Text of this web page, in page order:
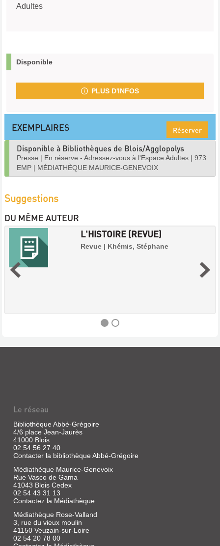
Adultes
Disponible
PLUS D'INFOS
EXEMPLAIRES Réserver
Disponible à Bibliothèques de Blois/Agglopolys
Presse | En réserve - Adressez-vous à l'Espace Adultes | 973
EMP | MÉDIATHÈQUE MAURICE-GENEVOIX
Suggestions
DU MÊME AUTEUR
L'HISTOIRE (REVUE)
Revue | Khémis, Stéphane
Stéphane
LES
CARNETS
SECRETS
DE
NUREMBERG
Vidéo
Deniau,
Jean-
Charles
Le réseau
Bibliothèque Abbé-Grégoire
4/6 place Jean-Jaurès
41000 Blois
02 54 56 27 40
Contacter la bibliothèque Abbé-Grégoire
Médiathèque Maurice-Genevoix
Rue Vasco de Gama
41043 Blois Cedex
02 54 43 31 13
Contactez la Médiathèque
Médiathèque Rose-Valland
3, rue du vieux moulin
41150 Veuzain-sur-Loire
02 54 20 78 00